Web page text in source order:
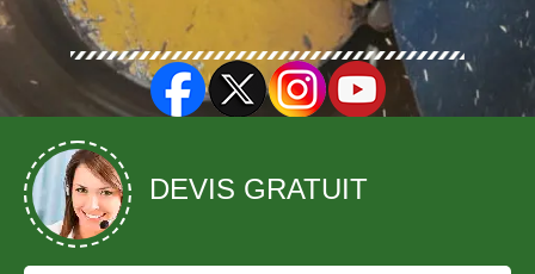
DEVIS GRATUIT